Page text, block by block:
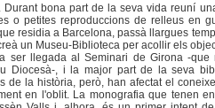
bona part de la seva vida reuní
o petites reproduccions de relleus en
residia a Barcelona, passà llargues
un Museu-Biblioteca per acollir els
ser llegada al Seminari de Girona -que
Diocesà-, i la major part de la seva
de la història, però, han afectat el
en l'oblit. La monografia que tenen